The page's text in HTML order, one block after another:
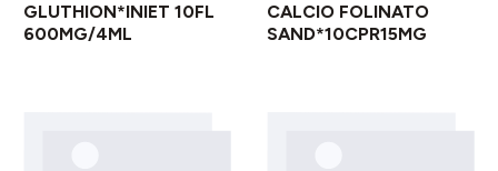
GLUTHION*INIET 10FL
600MG/4ML
CALCIO FOLINATO
SAND*10CPR15MG